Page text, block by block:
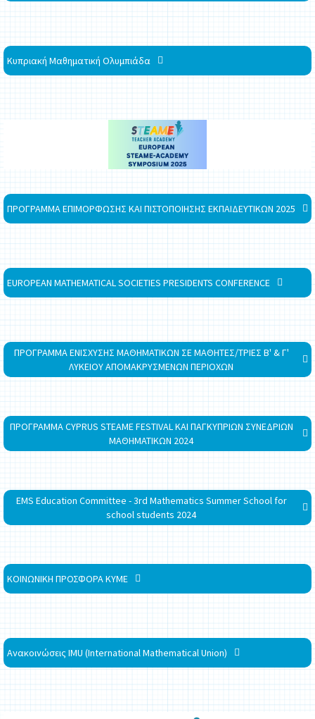
Κυπριακή Μαθηματική Ολυμπιάδα
ΠΡΟΓΡΑΜΜΑ ΕΠΙΜΟΡΦΩΣΗΣ ΚΑΙ ΠΙΣΤΟΠΟΙΗΣΗΣ ΕΚΠΑΙΔΕΥΤΙΚΩΝ 2025
EUROPEAN MATHEMATICAL SOCIETIES PRESIDENTS CONFERENCE
ΠΡΟΓΡΑΜΜΑ ΕΝΙΣΧΥΣΗΣ ΜΑΘΗΜΑΤΙΚΩΝ ΣΕ ΜΑΘΗΤΕΣ/ΤΡΙΕΣ Β' & Γ'
ΛΥΚΕΙΟΥ ΑΠΟΜΑΚΡΥΣΜΕΝΩΝ ΠΕΡΙΟΧΩΝ
ΠΡΟΓΡΑΜΜΑ CYPRUS STEAME FESTIVAL ΚΑΙ ΠΑΓΚΥΠΡΙΩΝ ΣΥΝΕΔΡΙΩΝ
ΜΑΘΗΜΑΤΙΚΩΝ 2024
EMS Education Committee - 3rd Mathematics Summer School for
school students 2024
ΚΟΙΝΩΝΙΚΗ ΠΡΟΣΦΟΡΑ ΚΥΜΕ
Ανακοινώσεις IMU (International Mathematical Union)